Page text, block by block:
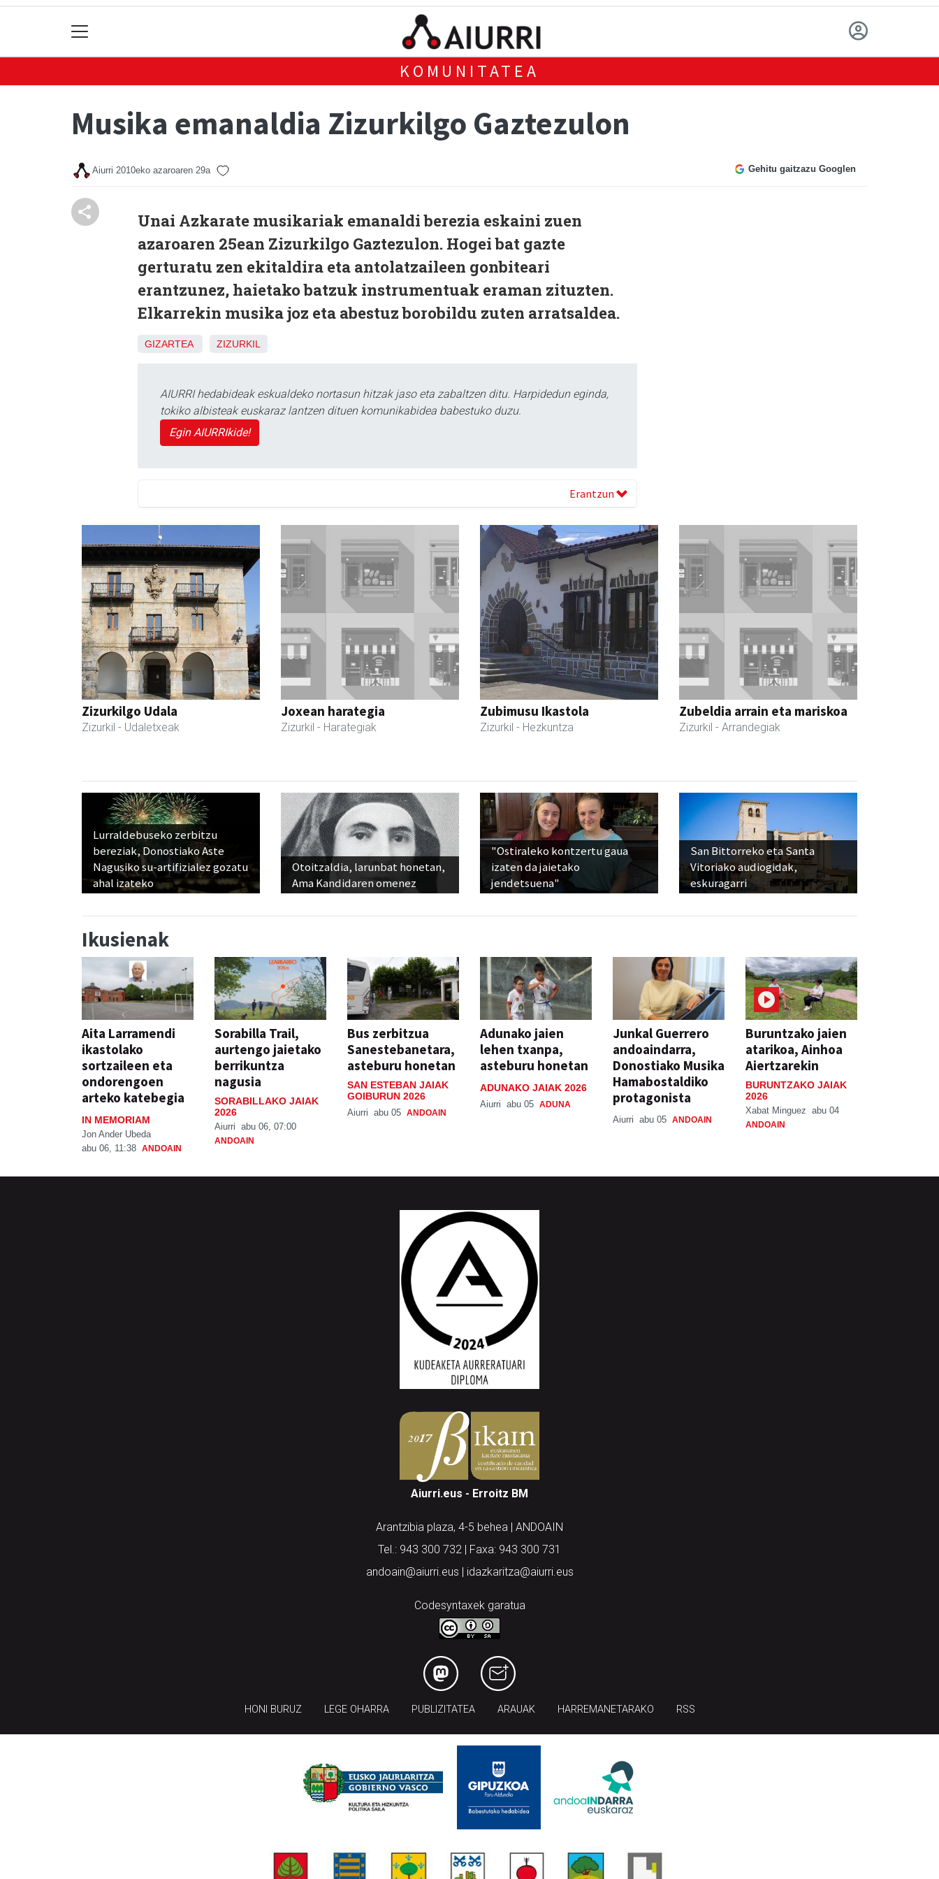
KOMUNITATEA
Musika emanaldia Zizurkilgo Gaztezulon
Aiurri 2010eko azaroaren 29a Gehitu gaitzazu Googlen
Unai Azkarate musikariak emanaldi berezia eskaini zuen
azaroaren 25ean Zizurkilgo Gaztezulon. Hogei bat gazte
gerturatu zen ekitaldira eta antolatzaileen gonbiteari
erantzunez, haietako batzuk instrumentuak eraman zituzten.
Elkarrekin musika joz eta abestuz borobildu zuten arratsaldea.
GIZARTEA ZIZURKIL
AIURRI hedabideak eskualdeko nortasun hitzak jaso eta zabaltzen ditu. Harpidedun eginda,
tokiko albisteak euskaraz lantzen dituen komunikabidea babestuko duzu.
Egin AIURRIkide!
Erantzun
Zizurkilgo Udala
Zizurkil - Udaletxeak
Joxean harategia
Zizurkil - Harategiak
Zubimusu Ikastola
Zizurkil - Hezkuntza
Zubeldia arrain eta mariskoa
Zizurkil - Arrandegiak
Lurraldebuseko zerbitzu
bereziak, Donostiako Aste
Nagusiko su-artifizialez gozatu
ahal izateko
Otoitzaldia, larunbat honetan,
Ama Kandidaren omenez
"Ostiraleko kontzertu gaua
izaten da jaietako
jendetsuena"
San Bittorreko eta Santa
Vitoriako audiogidak,
eskuragarri
Ikusienak
Aita Larramendi
ikastolako
sortzaileen eta
ondorengoen
arteko katebegia
IN MEMORIAM
Jon Ander Ubeda
abu 06, 11:38 ANDOAIN
Sorabilla Trail,
aurtengo jaietako
berrikuntza
nagusia
SORABILLAKO JAIAK
2026
Aiurri abu 06, 07:00
ANDOAIN
Bus zerbitzua
Sanestebanetara,
asteburu honetan
SAN ESTEBAN JAIAK
GOIBURUN 2026
Aiurri abu 05 ANDOAIN
Adunako jaien
lehen txanpa,
asteburu honetan
ADUNAKO JAIAK 2026
Aiurri abu 05 ADUNA
Junkal Guerrero
andoaindarra,
Donostiako Musika
Hamabostaldiko
protagonista
Aiurri abu 05 ANDOAIN
Buruntzako jaien
atarikoa, Ainhoa
Aiertzarekin
BURUNTZAKO JAIAK
2026
Xabat Minguez abu 04
ANDOAIN
Aiurri.eus - Erroitz BM
Arantzibia plaza, 4-5 behea | ANDOAIN
Tel.: 943 300 732 | Faxa: 943 300 731
andoain@aiurri.eus | idazkaritza@aiurri.eus
Codesyntaxek garatua
HONI BURUZ LEGE OHARRA PUBLIZITATEA ARAUAK HARREMANETARAKO RSS